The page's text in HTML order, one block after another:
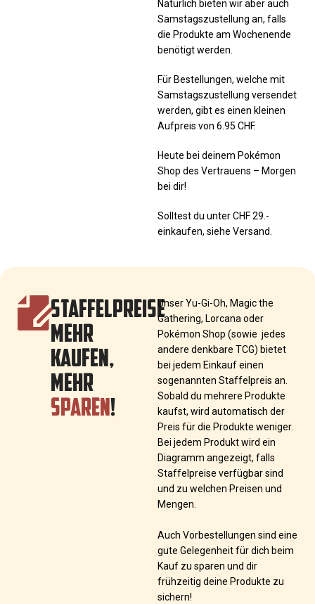
Natürlich bieten wir aber auch
Samstagszustellung an, falls
die Produkte am Wochenende
benötigt werden.
Für Bestellungen, welche mit
Samstagszustellung versendet
werden, gibt es einen kleinen
Aufpreis von 6.95 CHF.
Heute bei deinem Pokémon
Shop des Vertrauens – Morgen
bei dir!
Solltest du unter CHF 29.-
einkaufen, siehe Versand.
STAFFELPREISE
MEHR
KAUFEN,
MEHR
SPAREN!
Unser Yu-Gi-Oh, Magic the
Gathering, Lorcana oder
Pokémon Shop (sowie jedes
andere denkbare TCG) bietet
bei jedem Einkauf einen
sogenannten Staffelpreis an.
Sobald du mehrere Produkte
kaufst, wird automatisch der
Preis für die Produkte weniger.
Bei jedem Produkt wird ein
Diagramm angezeigt, falls
Staffelpreise verfügbar sind
und zu welchen Preisen und
Mengen.
Auch Vorbestellungen sind eine
gute Gelegenheit für dich beim
Kauf zu sparen und dir
frühzeitig deine Produkte zu
sichern!